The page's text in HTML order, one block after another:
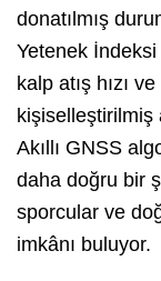
donatılmış
Yetenek
kalp atış hızı
kişiselleştirilmiş
Akıllı GNSS
daha doğru bir
sporcular ve
imkânı buluyor.